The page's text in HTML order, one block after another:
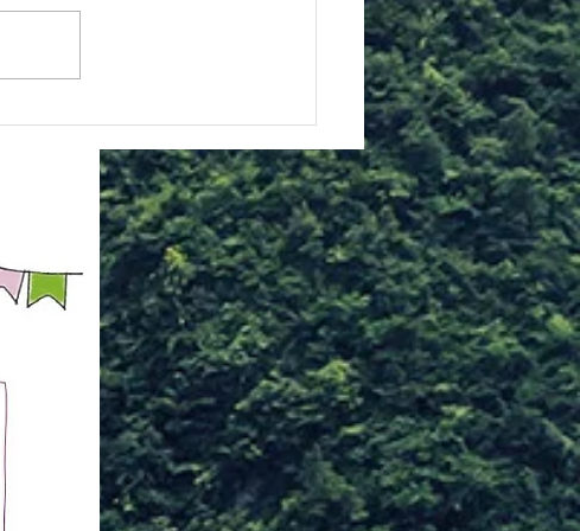
なります。 ■10:00から10:50は通
様向けとなっており、お子様と気
持ちよく汗をかく内容になってい
ます ・体験大歓迎ですので、
この機会にぜひお越しください
・お子様が道場生の保護者の
方、ご兄弟の参加はもちろん大歓
迎です ・お子様が道